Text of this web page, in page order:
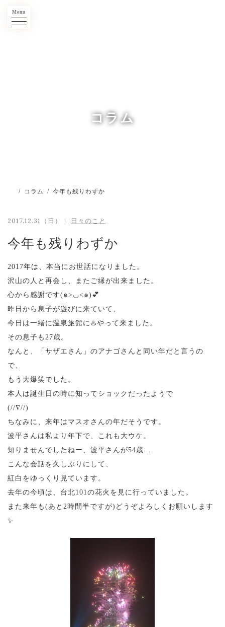
Menu
コラム
/ コラム / 今年も残りわずか
2017.12.31（日）｜ 日々のこと
今年も残りわずか
2017年は、本当にお世話になりました。
沢山の人と再会し、またご縁が出来ました。
心から感謝です(๑>◡<๑)💕
昨日から息子が遊びに来ていて、
今日は一緒に温泉旅館に♨️やって来ました。
その息子も27歳。
なんと、「サザエさん」のアナゴさんと同い年だと言うの
で、
もう大爆笑でした。
本人は誕生日の時に知ってショックだったようで
(//∇//)
ちなみに、来年はマスオさんの年だそうです。
波平さんは私より年下で、これも大ウケ。
知りませんでしたねー、波平さんが54歳…
こんな会話を久しぶりにして、
紅白をゆっくり見ています。
去年の今頃は、台北101の花火を見に行っていました。
また来年も(あと2時間半ですが)どうぞよろしくお願いします
✨